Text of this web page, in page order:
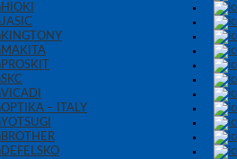
HIOKI
JASIC
KINGTONY
MAKITA
PROSKIT
SKC
VICADI
OPTIKA – ITALY
YOTSUGI
BROTHER
DEFELSKO